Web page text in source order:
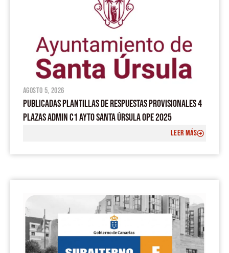
agosto 5, 2026
PUBLICADAS PLANTILLAS DE RESPUESTAS PROVISIONALES 4
PLAZAS ADMIN C1 AYTO SANTA ÚRSULA OPE 2025
LEER MÁS